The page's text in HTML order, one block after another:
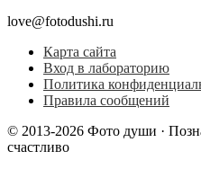
love@fotodushi.ru
Карта сайта
Вход в лабораторию
Политика
Правила сообщений
© 2013-2026 Фото души ·
счастливо